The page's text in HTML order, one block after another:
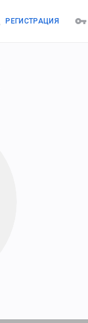
РЕГИСТРАЦИЯ